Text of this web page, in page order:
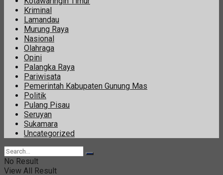
Kriminal
Lamandau
Murung Raya
Nasional
Olahraga
Opini
Palangka Raya
Pariwisata
Pemerintah Kabupaten Gunung Mas
Politik
Pulang Pisau
Seruyan
Sukamara
Uncategorized
No Result
View All Result